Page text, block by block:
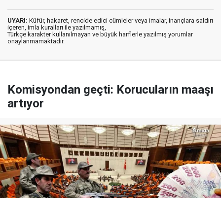
UYARI: Küfür, hakaret, rencide edici cümleler veya imalar, inançlara saldırı
içeren, imla kuralları ile yazılmamış,
Türkçe karakter kullanılmayan ve büyük harflerle yazılmış yorumlar
onaylanmamaktadır.
Komisyondan geçti: Korucuların maaşı
artıyor